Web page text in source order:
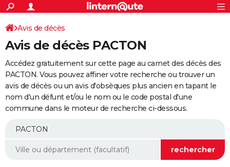
ACTUALITÉS
Politique
Société
Faits Divers
Education
Monde
Villes
+
SPORT
Coupe du monde 2026
Football
Tennis
Cyclisme
Rugby
Forum
Programme TV
TNT
Streaming
Cinéma
Sorties cinéma
Musique
+
FINANCE
Retraite
Epargne
Immobilier
Risques naturels par ville
Banque
Assurance
AUTO
Essais
Réserver un essai
Citadines
Berlines
SUV
Forum auto
+
Mobiles
Meilleur smartphone
Internet
Ordinateurs
Jeux vidéo
Guide high-tech
Aménagement intérieur
Avis de décès
Avis de décès PACTON
Accédez gratuitement sur cette page au carnet des décès des
PACTON. Vous pouvez affiner votre recherche ou trouver un
avis de décès ou un avis d'obsèques plus ancien en tapant le
nom d'un défunt et/ou le nom ou le code postal d'une
commune dans le moteur de recherche ci-dessous.